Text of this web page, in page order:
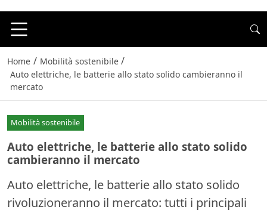
Home / Mobilità sostenibile /
Auto elettriche, le batterie allo stato solido cambieranno il
mercato
Mobilità sostenibile
Auto elettriche, le batterie allo stato solido
cambieranno il mercato
Auto elettriche, le batterie allo stato solido
rivoluzioneranno il mercato: tutti i principali